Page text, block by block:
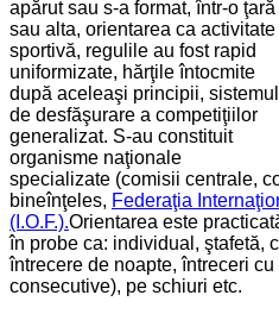
apărut sau s-a format, într-o ţară
sau alta, orientarea ca activitate
sportivă, regulile au fost rapid
uniformizate, hărţile întocmite
după aceleaşi principii, sistemul
de desfăşurare a competiţiilor
generalizat. S-au constituit
organisme naţionale
specializate (comisii centrale,
bineînţeles, Federaţia
(I.O.F.).Orientarea este
în probe ca: individual, ştafetă,
întrecere de noapte, întreceri
consecutive), pe schiuri etc.